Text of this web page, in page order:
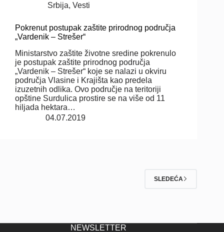
Srbija,Vesti
Pokrenut postupak zaštite prirodnog područja
„Vardenik – Strešer“
Ministarstvo zaštite životne sredine pokrenulo
je postupak zaštite prirodnog područja
„Vardenik – Strešer“ koje se nalazi u okviru
područja Vlasine i Krajišta kao predela
izuzetnih odlika. Ovo područje na teritoriji
opštine Surdulica prostire se na više od 11
hiljada hektara…
04.07.2019
SLEDEĆA
NEWSLETTER